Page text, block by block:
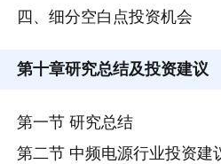
四、细分空白点投资机会
第十章研究总结及投资建议
第一节 研究总结
第二节 中频电源行业投资建